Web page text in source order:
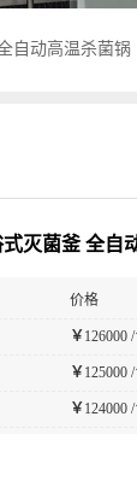
自动高温杀菌锅
灭菌釜 全自
价格
￥ 126000
￥ 125000
￥ 124000